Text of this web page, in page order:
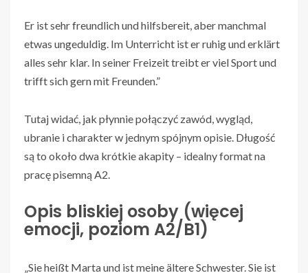
Er ist sehr freundlich und hilfsbereit, aber manchmal
etwas ungeduldig. Im Unterricht ist er ruhig und erklärt
alles sehr klar. In seiner Freizeit treibt er viel Sport und
trifft sich gern mit Freunden.”
Tutaj widać, jak płynnie połączyć zawód, wygląd,
ubranie i charakter w jednym spójnym opisie. Długość
są to około dwa krótkie akapity – idealny format na
pracę pisemną A2.
Opis bliskiej osoby (więcej
emocji, poziom A2/B1)
„Sie heißt Marta und ist meine ältere Schwester. Sie ist